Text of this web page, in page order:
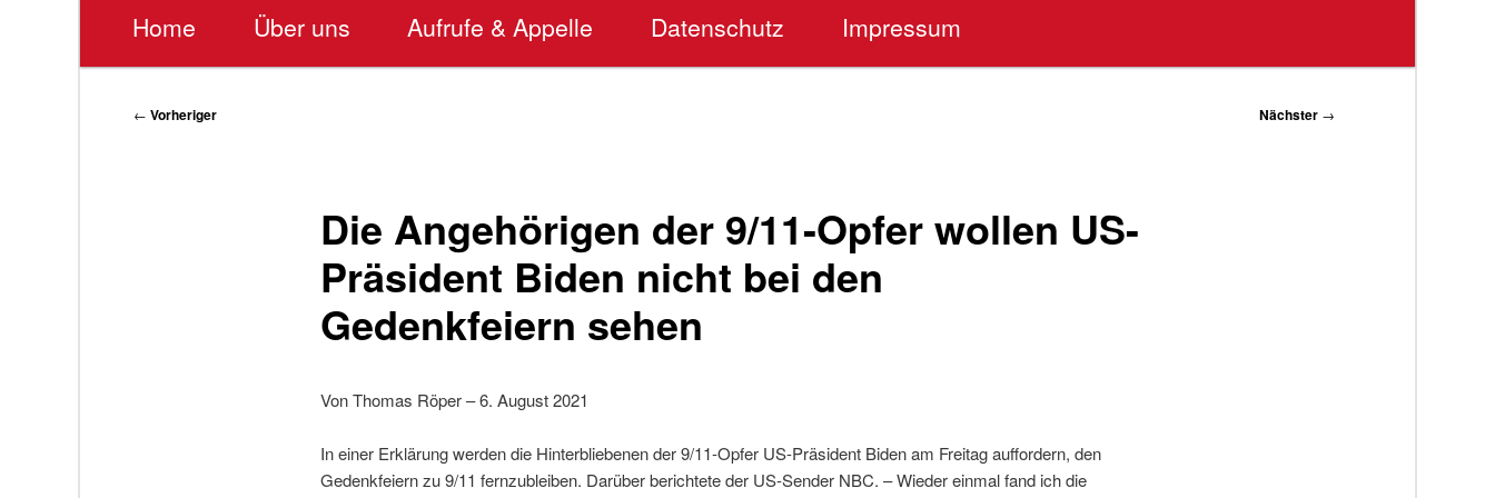
Home Über uns Aufrufe & Appelle Datenschutz Impressum
Beitragsnavigation
← Vorheriger Nächster →
Die Angehörigen der 9/11-Opfer wollen US-
Präsident Biden nicht bei den
Gedenkfeiern sehen
Von Thomas Röper – 6. August 2021
In einer Erklärung werden die Hinterbliebenen der 9/11-Opfer US-Präsident Biden am Freitag auffordern, den
Gedenkfeiern zu 9/11 fernzubleiben. Darüber berichtete der US-Sender NBC. – Wieder einmal fand ich die